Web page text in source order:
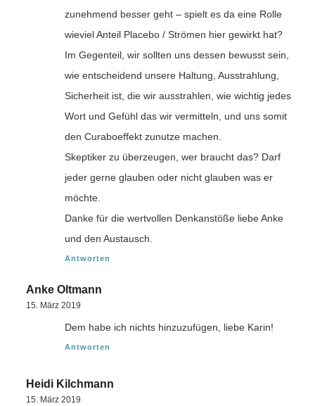
zunehmend besser geht – spielt es da eine Rolle
wieviel Anteil Placebo / Strömen hier gewirkt hat?
Im Gegenteil, wir sollten uns dessen bewusst sein,
wie entscheidend unsere Haltung, Ausstrahlung,
Sicherheit ist, die wir ausstrahlen, wie wichtig jedes
Wort und Gefühl das wir vermitteln, und uns somit
den Curaboeffekt zunutze machen.
Skeptiker zu überzeugen, wer braucht das? Darf
jeder gerne glauben oder nicht glauben was er
möchte.
Danke für die wertvollen Denkanstöße liebe Anke
und den Austausch.
Antworten
Anke Oltmann
15. März 2019
Dem habe ich nichts hinzuzufügen, liebe Karin!
Antworten
Heidi Kilchmann
15. März 2019